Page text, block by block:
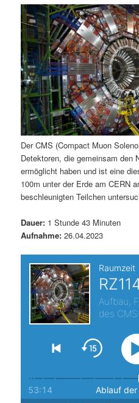
ä
r
e
n
I
n
h
l
t
s
p
n
n
d
ä
r
e
n
I
h
a
l
t
r
n
a
v
i
g
a
t
i
o
n
Der CMS (Compact Muon
Detektoren, die gemeinsam den
ermöglicht haben und ist eine
100m unter der Erde am CERN
beschleunigten Teilchen
Dauer: 1 Stunde 43 Minuten
Aufnahme: 26.04.2023